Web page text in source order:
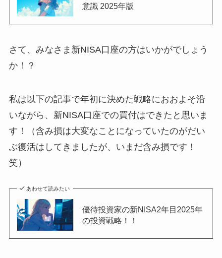
意識 2025年版
さて、みなさま新NISA口座の方はいかがでしょう
か！？
私は以下の記事で年初に決めた戦略におおよそ沿
いながら、新NISA口座での買付はできたと思いま
す！（含み損は大変なことになっていたのがだい
ぶ復活はしてきましたが、いまだ含み損です！
笑）
あわせて読みたい
優待投資家の新NISA2年目2025年
の投資戦略！！